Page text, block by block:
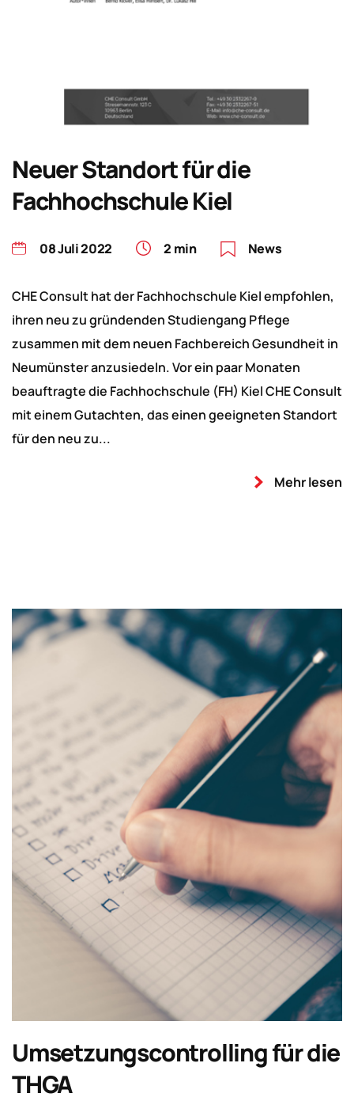
Neuer Standort für die
Fachhochschule Kiel
08 Juli 2022 2 min News
CHE Consult hat der Fachhochschule Kiel empfohlen,
ihren neu zu gründenden Studiengang Pflege
zusammen mit dem neuen Fachbereich Gesundheit in
Neumünster anzusiedeln. Vor ein paar Monaten
beauftragte die Fachhochschule (FH) Kiel CHE Consult
mit einem Gutachten, das einen geeigneten Standort
für den neu zu...
Mehr lesen
Umsetzungscontrolling für die
THGA